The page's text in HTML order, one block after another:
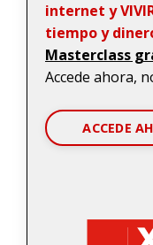
internet y
tiempo y
Masterclass
Accede ahora,
ACCEDE